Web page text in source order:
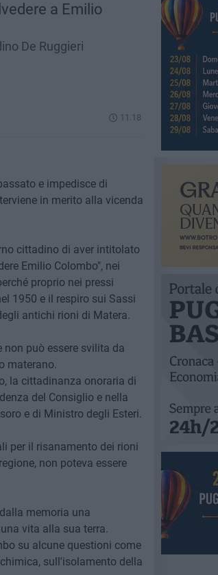
a Emilio
De Ruggieri
11.18
e impedisce di
in merito alla vicenda
cittadino di aver intitolato
Emilio Colombo", nei
proprio nei pressi
1950 e il respiro sui Sassi
antichi rioni di Matera.
può essere svilita da
materano.
la cittadinanza onoraria di
del Consiglio e nella
e di Ministro degli Esteri.
per il risanamento dei rioni
non poteva essere
memoria una
vita alla sua terra.
su alcune questioni come
sull'isolamento della